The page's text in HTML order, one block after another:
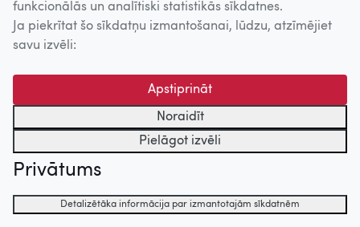
funkcionālās un analītiski statistikās sīkdatnes.
Ja piekrītat šo sīkdatņu izmantošanai, lūdzu, atzīmējiet
savu izvēli:
Apstiprināt
Noraidīt
Pielāgot izvēli
Privātums
Detalizētāka informācija par izmantotajām sīkdatnēm